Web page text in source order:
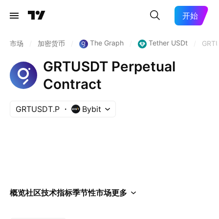
开始
市场 加密货币 The Graph Tether USDt
GRTUSDT Perpetual
Contract
GRTUSDT.P Bybit
概览社区技术指标季节性市场更多